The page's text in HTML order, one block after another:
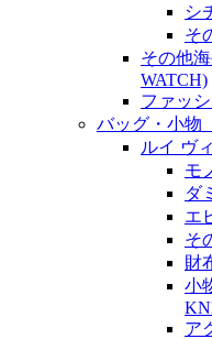
シ
そ
その他
WATCH)
ファッ
バッグ・小物
ルイ ヴ
モ
ダ
エ
そ
財
小
ア